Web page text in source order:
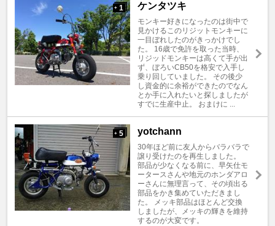
+ 1 ケンタツキ
モンキー好きになったのは街中で
見かけるこのリジットモンキーに
一目ぼれしたのがきっかけでし
た。 16歳で免許を取った当時、
リジッドモンキーは高くて手が出
ず、ぼろいCB50を格安で入手し
乗り回していました。 その後少
し資金的に余裕ができたのでなん
とか手に入れたいと探しましたが
すでに生産中止。 おまけに ...
+ 5 yotchann
30年ほど前に友人からバラバラで
譲り受けたのを再生しました。
部品が少なくなる前に、早矢仕モ
ータースさんや地元のホンダアロ
ーさんに無理言って、その頃出る
部品をかき集めていただきまし
た。 メッキ部品はほとんど交換
しましたが、メッキの輝きを維持
するのが大変です。